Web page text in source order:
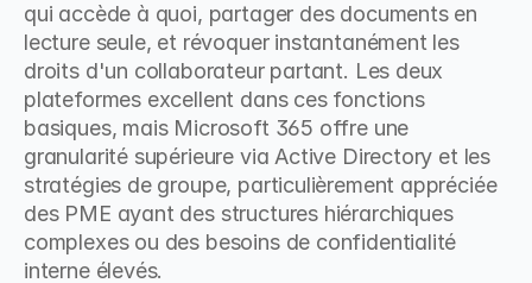
qui accède à quoi, partager des documents en
lecture seule, et révoquer instantanément les
droits d'un collaborateur partant. Les deux
plateformes excellent dans ces fonctions
basiques, mais Microsoft 365 offre une
granularité supérieure via Active Directory et les
stratégies de groupe, particulièrement appréciée
des PME ayant des structures hiérarchiques
complexes ou des besoins de confidentialité
interne élevés.